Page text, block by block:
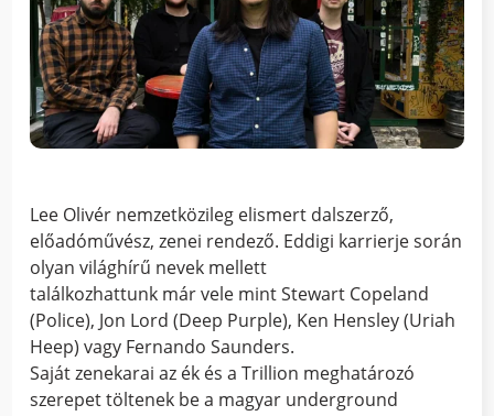
Lee Olivér nemzetközileg elismert dalszerző,
előadóművész, zenei rendező. Eddigi karrierje során
olyan világhírű nevek mellett
találkozhattunk már vele mint Stewart Copeland
(Police), Jon Lord (Deep Purple), Ken Hensley (Uriah
Heep) vagy Fernando Saunders.
Saját zenekarai az ék és a Trillion meghatározó
szerepet töltenek be a magyar underground